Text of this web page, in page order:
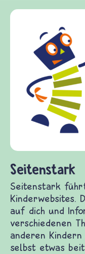
Seitenstark
Seitenstark
Kinderwebsites.
auf dich und
verschiedenen
anderen
selbst etwas